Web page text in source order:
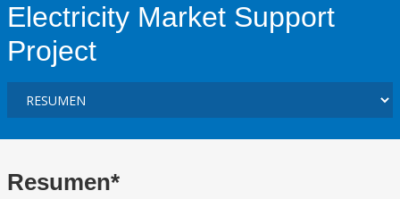
Electricity Market Support
Project
Resumen*